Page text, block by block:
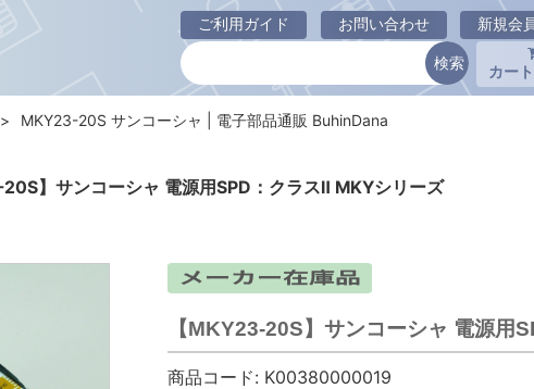
ご利用ガイド お問い合わせ 新規会
カー
20S】サンコーシャ 電源用SPD：クラスⅡ MKYシリーズ
MKY23-20S サンコーシャ | 電子部品通販 BuhinDana
【MKY23-20S】サンコーシャ 電源
商品コード: K00380000019